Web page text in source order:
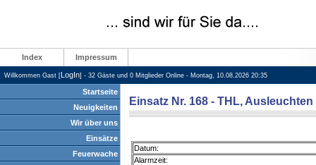
Index Impressum
Willkommen Gast [LogIn] - 32 Gäste und 0 Mitglieder Online - Montag, 10.08.2026 20:35
Startseite
Neuigkeiten
Wir über uns
Einsätze
Feuerwache
Einsatz Nr. 168 - THL, Ausleuchten
Datum:
Alarmzeit: